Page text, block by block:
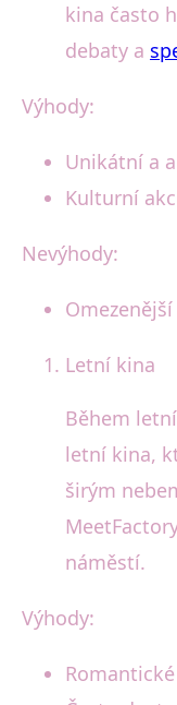
kina často
debaty a
Výhody:
Unikátní a
Kulturní
Nevýhody:
Letní kina
Během
letní kina,
širým
náměstí.
Výhody: